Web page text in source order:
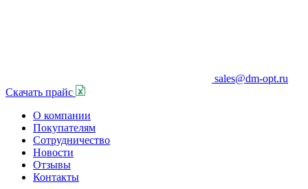
sales@dm-opt.ru
Скачать прайс
О компании
Покупателям
Сотрудничество
Новости
Отзывы
Контакты